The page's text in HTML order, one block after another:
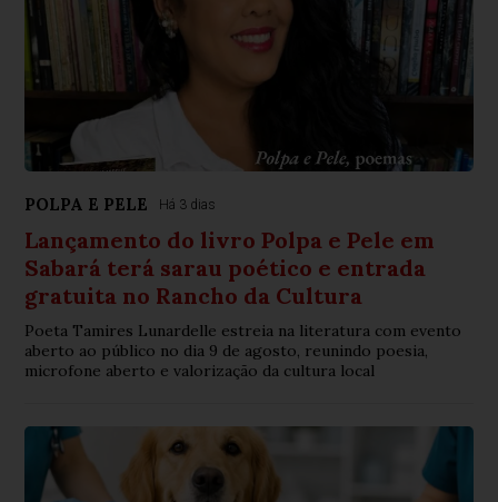
POLPA E PELE Há 3 dias
Lançamento do livro Polpa e Pele em
Sabará terá sarau poético e entrada
gratuita no Rancho da Cultura
Poeta Tamires Lunardelle estreia na literatura com evento
aberto ao público no dia 9 de agosto, reunindo poesia,
microfone aberto e valorização da cultura local